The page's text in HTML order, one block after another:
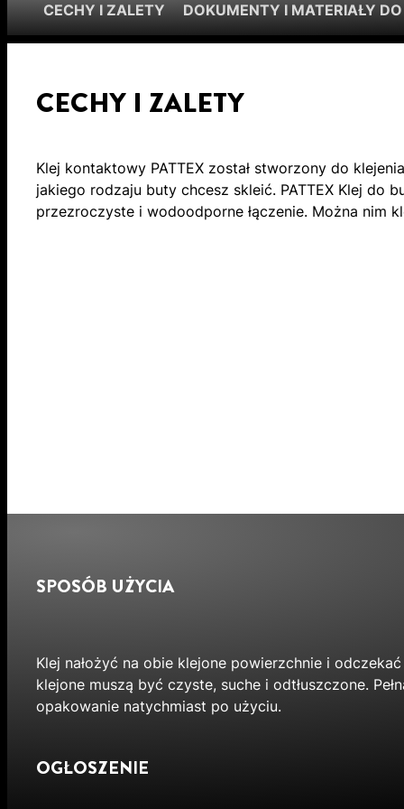
CECHY I ZALETY DOKUMENTY I MATERIAŁY
CECHY I ZALETY
Klej kontaktowy PATTEX został stworzony do
jakiego rodzaju buty chcesz skleić. PATTEX Klej do
przezroczyste i wodoodporne łączenie. Można nim
SPOSÓB UŻYCIA
Klej nałożyć na obie klejone powierzchnie i
klejone muszą być czyste, suche i odtłuszczone.
opakowanie natychmiast po użyciu.
OGŁOSZENIE